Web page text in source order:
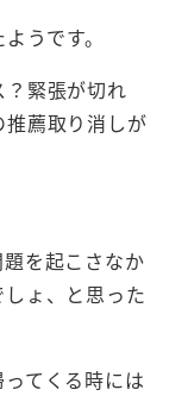
うです。
緊張が切れ
薦取り消しが
を起こさなか
ょ、と思った
てくる時には